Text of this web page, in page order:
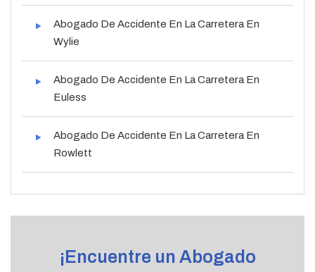
Abogado De Accidente En La Carretera En
Wylie
Abogado De Accidente En La Carretera En
Euless
Abogado De Accidente En La Carretera En
Rowlett
¡Encuentre un Abogado